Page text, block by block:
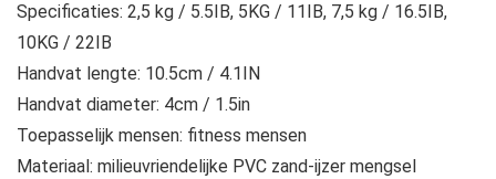
Specificaties: 2,5 kg / 5.5IB, 5KG / 11IB, 7,5 kg / 16.5IB,
10KG / 22IB
Handvat lengte: 10.5cm / 4.1IN
Handvat diameter: 4cm / 1.5in
Toepasselijk mensen: fitness mensen
Materiaal: milieuvriendelijke PVC zand-ijzer mengsel